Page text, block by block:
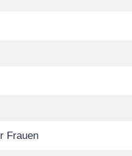
Frauen